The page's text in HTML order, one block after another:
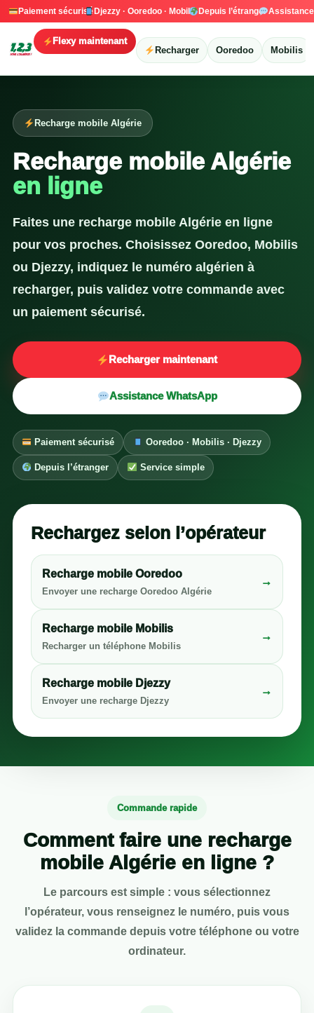
Paiement sécurisé Djezzy · Ooredoo · Mobilis Depuis l’étranger
Recharger Ooredoo Mobilis
Flexy maintenant
Recharge mobile Algérie
Recharge mobile Algérie
en ligne
Faites une recharge mobile Algérie en ligne
pour vos proches. Choisissez Ooredoo, Mobilis
ou Djezzy, indiquez le numéro algérien à
recharger, puis validez votre commande avec
un paiement sécurisé.
Recharger maintenant
Assistance WhatsApp
Paiement sécurisé Ooredoo · Mobilis · Djezzy
Depuis l’étranger Service simple
Rechargez selon l’opérateur
Recharge mobile Ooredoo
Envoyer une recharge Ooredoo Algérie
→
Recharge mobile Mobilis
Recharger un téléphone Mobilis
→
Recharge mobile Djezzy
Envoyer une recharge Djezzy
→
Commande rapide
Comment faire une recharge
mobile Algérie en ligne ?
Le parcours est simple : vous sélectionnez
l’opérateur, vous renseignez le numéro, puis vous
validez la commande depuis votre téléphone ou votre
ordinateur.